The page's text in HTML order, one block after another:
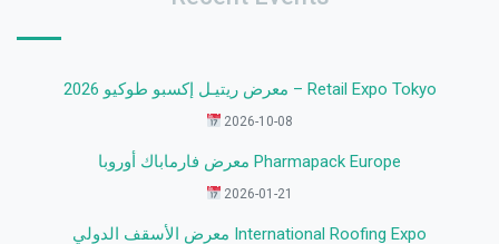
معرض ريتيـل إكسبو طوكيو 2026 – Retail Expo Tokyo
2026-10-08
معرض فارماباك أوروبا Pharmapack Europe
2026-01-21
معرض الأسقف الدولي International Roofing Expo